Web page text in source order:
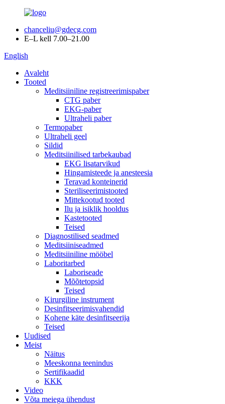
chanceliu@gdecg.com
E–L kell 7.00–21.00
English
Avaleht
Tooted
Meditsiiniline registreerimispaber
CTG paber
EKG-paber
Ultraheli paber
Termopaber
Ultraheli geel
Sildid
Meditsiinilised tarbekaubad
EKG lisatarvikud
Hingamisteede ja anesteesia
Teravad konteinerid
Steriliseerimistooted
Mittekootud tooted
Ilu ja isiklik hooldus
Kastetooted
Teised
Diagnostilised seadmed
Meditsiiniseadmed
Meditsiiniline mööbel
Laboritarbed
Laboriseade
Mõõtetopsid
Teised
Kirurgiline instrument
Desinfitseerimisvahendid
Kohene käte desinfitseerija
Teised
Uudised
Meist
Näitus
Meeskonna teenindus
Sertifikaadid
KKK
Video
Võta meiega ühendust